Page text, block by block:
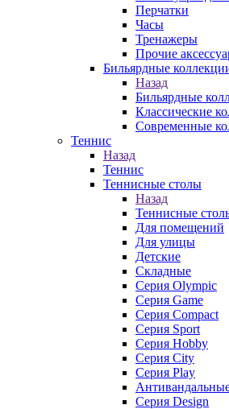
Перчатки
Часы
Тренажеры
Прочие
Бильярдные
Назад
Бильярдные
Классические
Современные
Теннис
Назад
Теннис
Теннисные столы
Назад
Теннисные
Для помещений
Для улицы
Детские
Складные
Серия Olympic
Серия Game
Серия Compact
Серия Sport
Серия Hobby
Серия City
Серия Play
Серия Design